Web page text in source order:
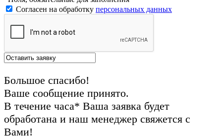
Согласен на обработку персональных данных
Большое спасибо!
Ваше сообщение принято.
В течение часа* Ваша заявка будет
обработана и наш менеджер свяжется с
Вами!